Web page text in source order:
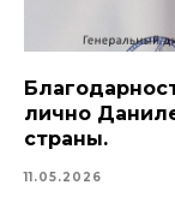
лично
страны.
11.05.2026